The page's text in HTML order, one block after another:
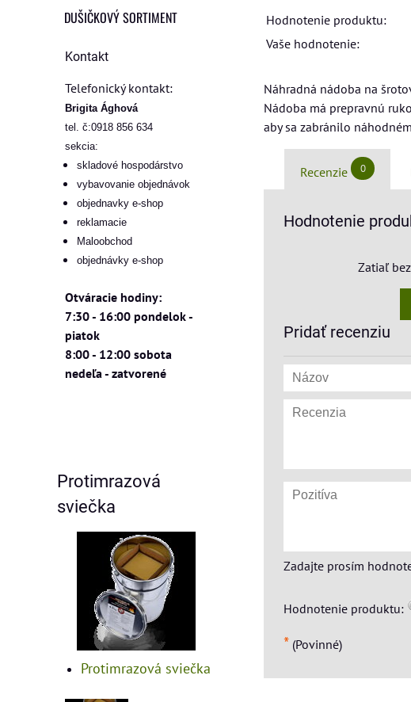
Hodnotenie produktu:
Vaše hodnotenie:
Náhradná nádoba na
Nádoba má prepravnú
aby sa zabránilo
Recenzie 0
Hodnotenie
Zatiaľ
Pridať recenziu
Zadajte prosím
Hodnotenie produktu:
* (Povinné)
DUŠIČKOVÝ SORTIMENT
Kontakt
Telefonický kontakt:
Brigita Ághová
tel. č:0918 856 634
sekcia:
skladové hospodárstvo
vybavovanie objednávok
objednavky e-shop
reklamacie
Maloobchod
objednávky e-shop
Otváracie hodiny:
7:30 - 16:00 pondelok -
piatok
8:00 - 12:00 sobota
nedeľa - zatvorené
Protimrazová
sviečka
Protimrazová sviečka